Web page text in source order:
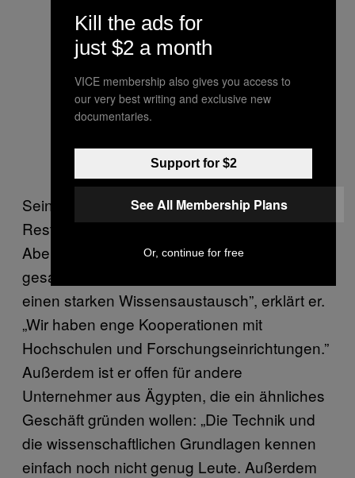
Seine Produkte sind beliebt bei den
Restaurants in Kairo undNaturkostläden.
Aber für ihn ist sein Projekt vor allem Teil der
gesamten Entwicklung in Ägypten. „Es gibt
einen starken Wissensaustausch”, erklärt er.
„Wir haben enge Kooperationen mit
Hochschulen und Forschungseinrichtungen.”
Außerdem ist er offen für andere
Unternehmer aus Ägypten, die ein ähnliches
Geschäft gründen wollen: „Die Technik und
die wissenschaftlichen Grundlagen kennen
einfach noch nicht genug Leute. Außerdem
Kill the ads for
just $2 a month
VICE membership also gives you access to
our very best writing and exclusive new
documentaries.
Support for $2
See All Membership Plans
Or, continue for free